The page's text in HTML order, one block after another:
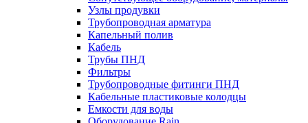
Узлы продувки
Трубопроводная арматура
Капельный полив
Кабель
Трубы ПНД
Фильтры
Трубопроводные фитинги ПНД
Кабельные пластиковые колодцы
Емкости для воды